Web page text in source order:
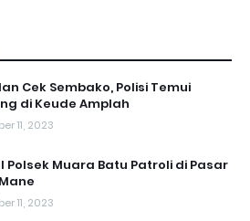
Cek Sembako, Polisi Temui
di Keude Amplah
11, 2023
Polsek Muara Batu Patroli di Pasar
11, 2023